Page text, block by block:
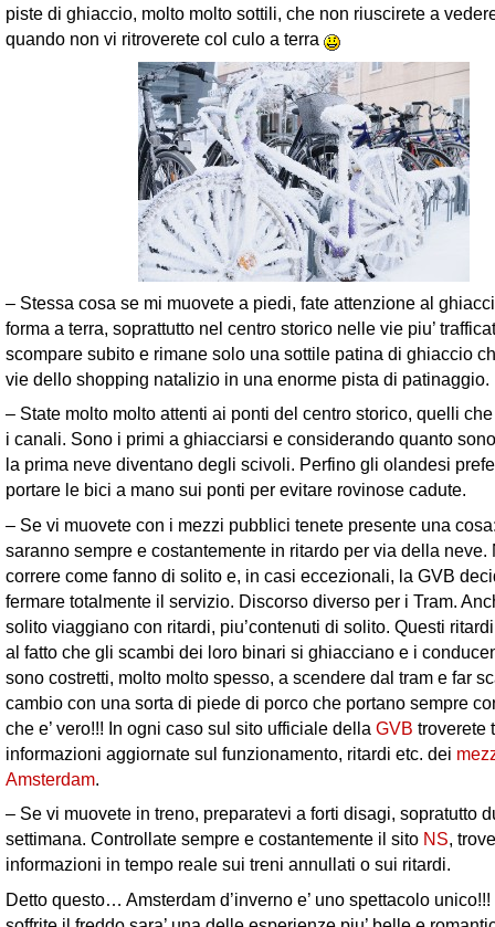
piste di ghiaccio, molto molto sottili, che non riuscirete a
quando non vi ritroverete col culo a terra
– Stessa cosa se mi muovete a piedi, fate attenzione al
forma a terra, soprattutto nel centro storico nelle vie piu’
scompare subito e rimane solo una sottile patina di ghiaccio
vie dello shopping natalizio in una enorme pista di patinaggio.
– State molto molto attenti ai ponti del centro storico, quelli
i canali. Sono i primi a ghiacciarsi e considerando quanto
la prima neve diventano degli scivoli. Perfino gli olandesi
portare le bici a mano sui ponti per evitare rovinose cadute.
– Se vi muovete con i mezzi pubblici tenete presente una
saranno sempre e costantemente in ritardo per via della neve.
correre come fanno di solito e, in casi eccezionali, la GVB
fermare totalmente il servizio. Discorso diverso per i Tram.
solito viaggiano con ritardi, piu’contenuti di solito. Questi
al fatto che gli scambi dei loro binari si ghiacciano e i
sono costretti, molto molto spesso, a scendere dal tram e far
cambio con una sorta di piede di porco che portano sempre
che e’ vero!!! In ogni caso sul sito ufficiale della GVB troverete
informazioni aggiornate sul funzionamento, ritardi etc. dei
Amsterdam.
– Se vi muovete in treno, preparatevi a forti disagi, sopratutto
settimana. Controllate sempre e costantemente il sito NS,
informazioni in tempo reale sui treni annullati o sui ritardi.
Detto questo… Amsterdam d’inverno e’ uno spettacolo